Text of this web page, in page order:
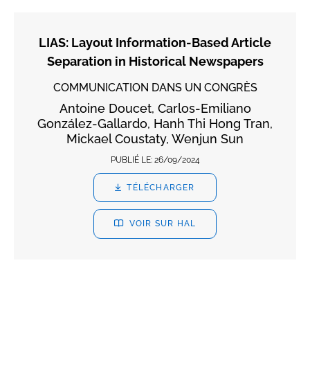
LIAS: Layout Information-Based Article
Separation in Historical Newspapers
COMMUNICATION DANS UN CONGRÈS
Antoine Doucet, Carlos-Emiliano
González-Gallardo, Hanh Thi Hong Tran,
Mickael Coustaty, Wenjun Sun
PUBLIÉ LE: 26/09/2024
TÉLÉCHARGER
VOIR SUR HAL